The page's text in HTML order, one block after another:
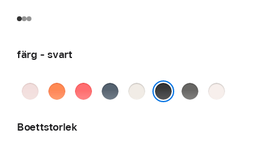
färg - svart
blekrosaklementin
klar
ankarblåstjärnglans granitgrårosé
Boettstorlek